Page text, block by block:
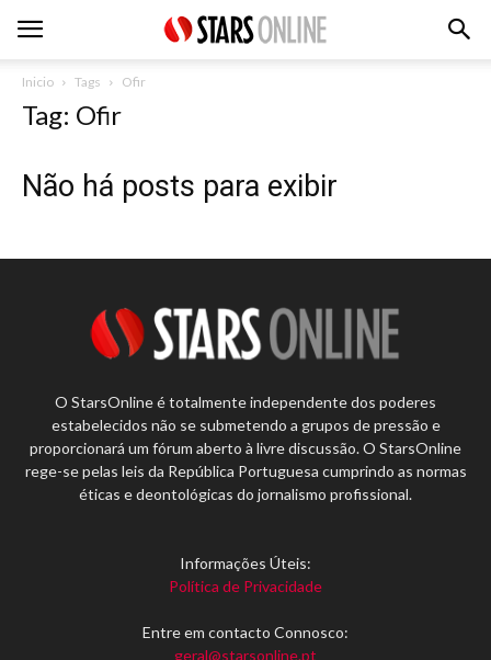
Inicio Tags Ofir
Tag: Ofir
Não há posts para exibir
O StarsOnline é totalmente independente dos poderes
estabelecidos não se submetendo a grupos de pressão e
proporcionará um fórum aberto à livre discussão. O StarsOnline
rege-se pelas leis da República Portuguesa cumprindo as normas
éticas e deontológicas do jornalismo profissional.
Informações Úteis:
Política de Privacidade
Entre em contacto Connosco:
geral@starsonline.pt